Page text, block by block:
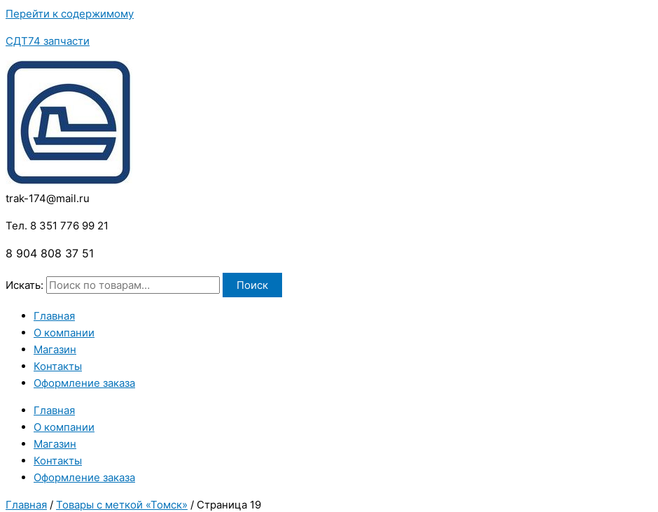
Перейти к содержимому
СДТ74 запчасти
trak-174@mail.ru
Тел. 8 351 776 99 21
8 904 808 37 51
Искать: Поиск
Главная
О компании
Магазин
Контакты
Оформление заказа
Главная
О компании
Магазин
Контакты
Оформление заказа
Главная / Товары с меткой «Томск» / Страница 19